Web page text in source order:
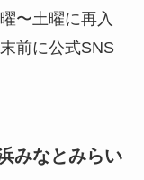
〜土曜に再入
前に公式SNS
みなとみらい